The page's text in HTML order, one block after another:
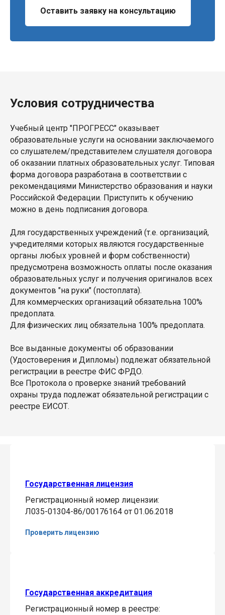
Оставить заявку на консультацию
Условия сотрудничества
Учебный центр "ПРОГРЕСС" оказывает
образовательные услуги на основании заключаемого
со слушателем/представителем слушателя договора
об оказании платных образовательных услуг. Типовая
форма договора разработана в соответствии с
рекомендациями Министерство образования и науки
Российской Федерации. Приступить к обучению
можно в день подписания договора.
Для государственных учреждений (т.е. организаций,
учредителями которых являются государственные
органы любых уровней и форм собственности)
предусмотрена возможность оплаты после оказания
образовательных услуг и получения оригиналов всех
документов "на руки" (постоплата).
Для коммерческих организаций обязательна 100%
предоплата.
Для физических лиц обязательна 100% предоплата.
Все выданные документы об образовании
(Удостоверения и Дипломы) подлежат обязательной
регистрации в реестре ФИС ФРДО.
Все Протокола о проверке знаний требований
охраны труда подлежат обязательной регистрации с
реестре ЕИСОТ.
Государственная лицензия
Регистрационный номер лицензии:
Л035-01304-86/00176164 от 01.06.2018
Проверить лицензию
Государственная аккредитация
Регистрационный номер в реестре: